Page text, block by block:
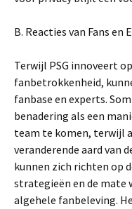
B. Reacties van Fans en
Terwijl PSG innoveert
fanbetrokkenheid,
fanbase en experts.
benadering als een
team te komen, terwijl
veranderende aard van
kunnen zich richten op
strategieën en de mate
algehele fanbeleving.